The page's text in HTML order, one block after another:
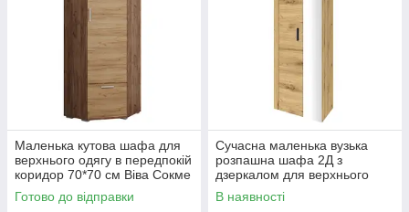
Маленька кутова шафа для
верхнього одягу в передпокій
коридор 70*70 см Віва Сокме
Готово до відправки
Сучасна маленька вузька
розпашна шафа 2Д з
дзеркалом для верхнього
одягу в передпокій коридор
Фокус Сокме
В наявності